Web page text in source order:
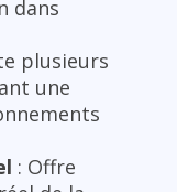
dans
plusieurs
une
: Offre